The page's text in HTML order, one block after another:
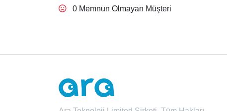
0 Memnun Olmayan Müşteri